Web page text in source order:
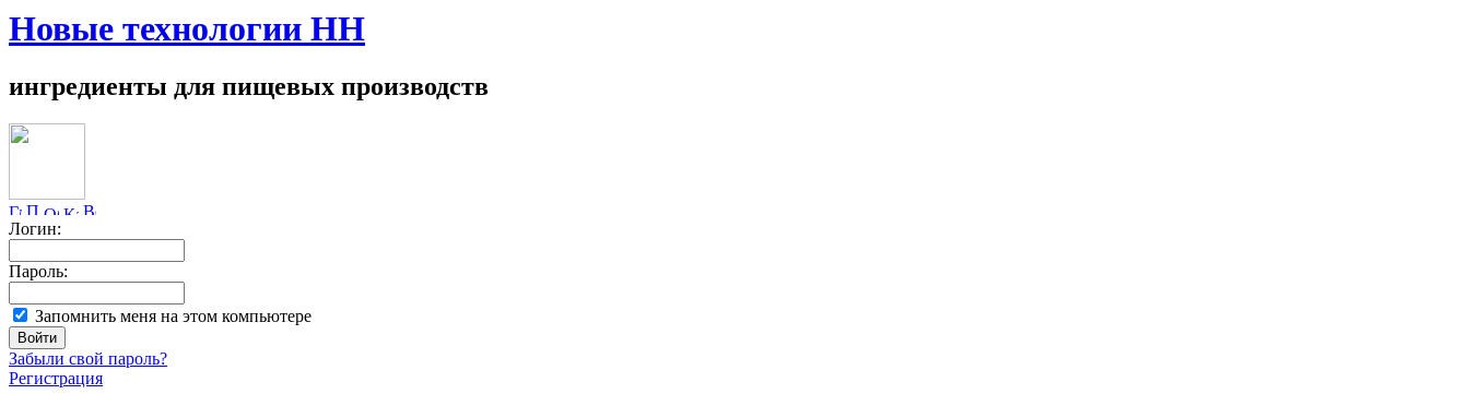
Новые технологии НН
ингредиенты для пищевых производств
Логин:
Пароль:
Запомнить меня на этом компьютере
Забыли свой пароль?
Регистрация